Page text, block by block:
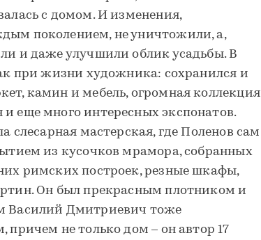
с домом. И изменения,
поколением, не уничтожили, а,
и даже улучшили облик усадьбы. В
при жизни художника: сохранился и
камин и мебель, огромная коллекция
еще много интересных экспонатов.
слесарная мастерская, где Поленов сам
из кусочков мрамора, собранных
римских построек, резные шкафы,
Он был прекрасным плотником и
Василий Дмитриевич тоже
причем не только дом – он автор 17